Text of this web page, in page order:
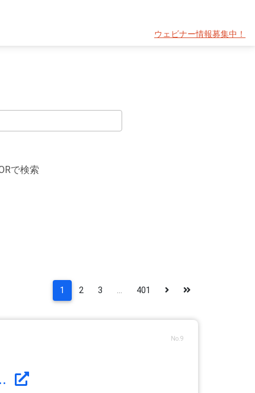
ウェビナー情報募集中！
で検索
1 2 3 ... 401
No.9